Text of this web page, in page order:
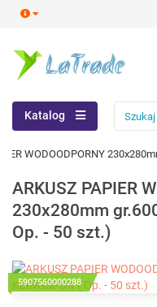
Katalog
WODOODPORNY
ARKUSZ PAPIER
230x280mm
Op. - 50 szt.)
5907560000288